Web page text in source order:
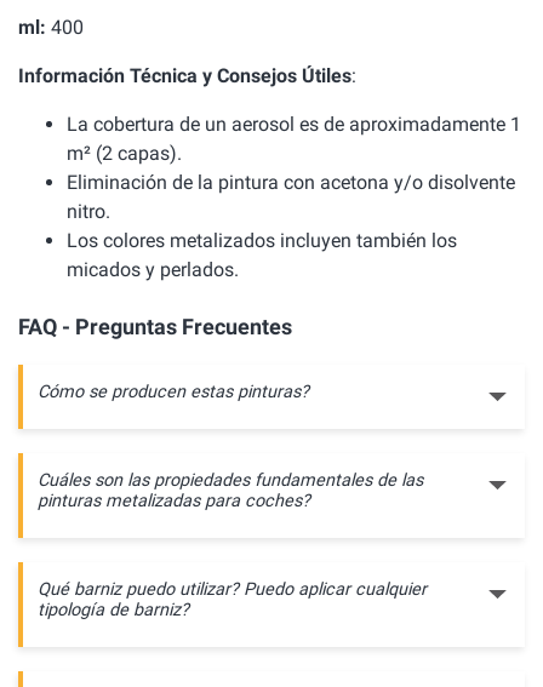
ml: 400
Información Técnica y Consejos Útiles:
La cobertura de un aerosol es de aproximadamente 1
m² (2 capas).
Eliminación de la pintura con acetona y/o disolvente
nitro.
Los colores metalizados incluyen también los
micados y perlados.
FAQ - Preguntas Frecuentes
Cómo se producen estas pinturas?
Cuáles son las propiedades fundamentales de las
pinturas metalizadas para coches?
Qué barniz puedo utilizar? Puedo aplicar cualquier
tipología de barniz?